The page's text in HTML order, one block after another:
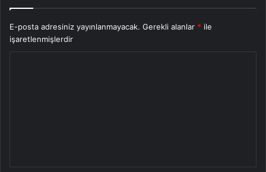
E-posta adresiniz yayınlanmayacak. Gerekli alanlar * ile
işaretlenmişlerdir